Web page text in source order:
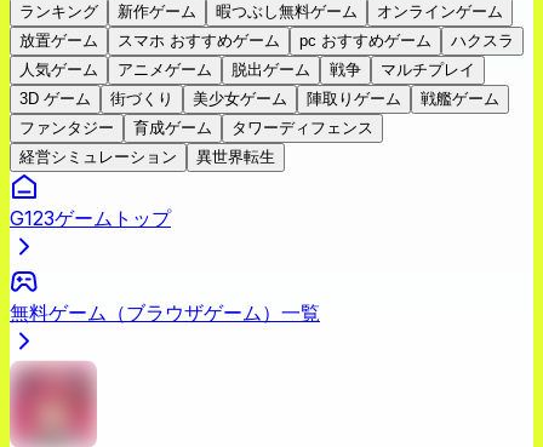
ランキング 新作ゲーム 暇つぶし無料ゲーム
オンラインゲーム
放置ゲーム
スマホ おすすめゲーム pc おすすめゲーム
ハクスラ
人気ゲーム
アニメゲーム 脱出ゲーム 戦争
マルチプレイ
3D ゲーム
街づくり 美少女ゲーム 陣取りゲーム
戦艦ゲーム
ファンタジー
育成ゲーム
タワーディフェンス
経営シミュレーション
異世界転生
G123ゲームトップ
無料ゲーム（ブラウザゲーム）一覧